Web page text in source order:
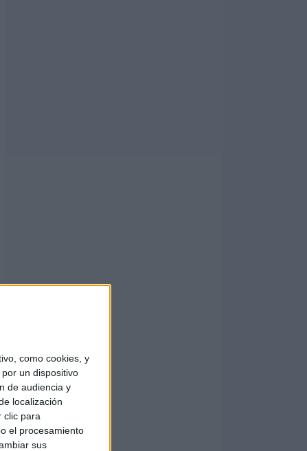
como cookies, y
un dispositivo
de audiencia y
localización
clic para
el procesamiento
sus